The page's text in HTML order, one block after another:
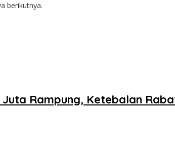
berikutnya.
Rampung, Ketebalan